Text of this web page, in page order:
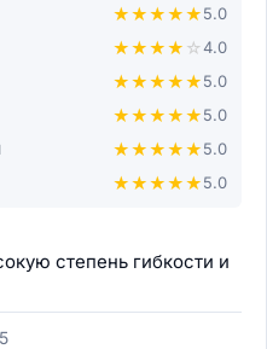
★★★★★5.0
★★★★ ☆4.0
★★★★★5.0
★★★★★5.0
★★★★★5.0
★★★★★5.0
степень гибкости и